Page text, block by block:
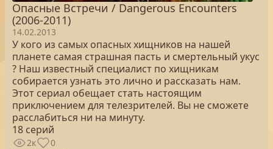
Опасные Встречи / Dangerous Encounters
(2006-2011)
14.02.2013
У кого из самых опасных хищников на нашей
планете самая страшная пасть и смертельный укус
? Наш известный специалист по хищникам
собирается узнать это лично и рассказать нам.
Этот сериал обещает стать настоящим
приключением для телезрителей. Вы не сможете
расслабиться ни на минуту.
18 серий
2к 0